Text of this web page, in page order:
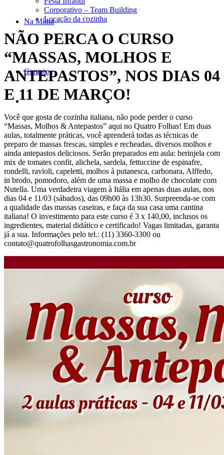
Corporativo – Team Building
Locação da cozinha
Na Mídia
Contato
NÃO PERCA O CURSO
“MASSAS, MOLHOS E
ANTEPASTOS”, NOS DIAS 04
E 11 DE MARÇO!
Você que gosta de cozinha italiana, não pode perder o curso
“Massas, Molhos & Antepastos” aqui no Quatro Folhas! Em duas
aulas, totalmente práticas, você aprenderá todas as técnicas de
preparo de massas frescas, simples e recheadas, diversos molhos e
ainda antepastos deliciosos. Serão preparados em aula: berinjela com
mix de tomates confit, alichela, sardela, fettuccine de espinafre,
rondelli, ravioli, capeletti, molhos à putanesca, carbonara, Alffedo,
in brodo, pomodoro, além de uma massa e molho de chocolate com
Nutella. Uma verdadeira viagem à Itália em apenas duas aulas, nos
dias 04 e 11/03 (sábados), das 09h00 às 13h30. Surpreenda-se com
a qualidade das massas caseiras, e faça da sua casa uma cantina
italiana! O investimento para este curso é 3 x 140,00, inclusos os
ingredientes, material didático e certificado! Vagas limitadas, garanta
já a sua. Informações pelo tel.: (11) 3360-3300 ou
contato@quatrofolhasgastronomia.com.br